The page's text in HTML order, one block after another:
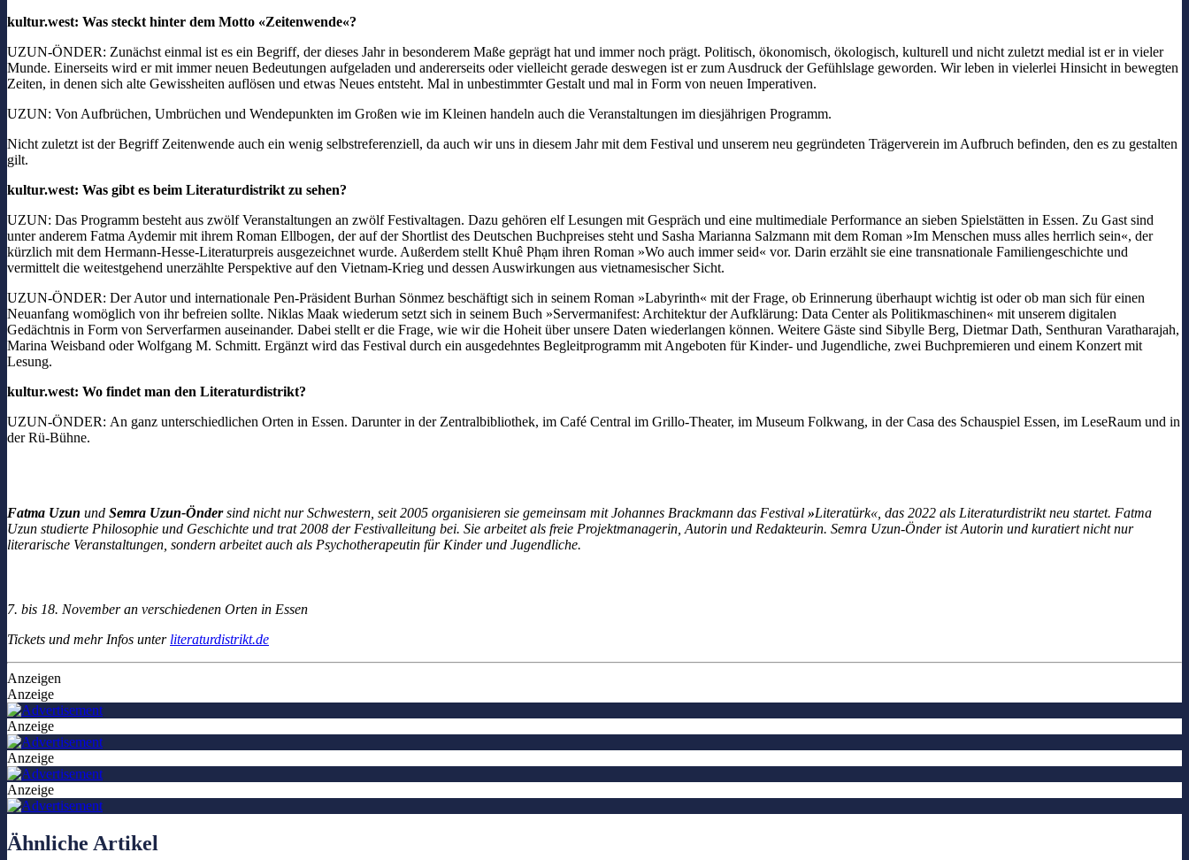
kultur.west: Was steckt hinter dem Motto «Zeitenwende«?
UZUN-ÖNDER: Zunächst einmal ist es ein Begriff, der dieses Jahr in besonderem Maße geprägt hat und immer noch prägt. Politisch, ökonomisch, ökologisch, kulturell und nicht zuletzt medial ist er in vieler
Munde. Einerseits wird er mit immer neuen Bedeutungen aufgeladen und andererseits oder vielleicht gerade deswegen ist er zum Ausdruck der Gefühlslage geworden. Wir leben in vielerlei Hinsicht in bewegten
Zeiten, in denen sich alte Gewissheiten auflösen und etwas Neues entsteht. Mal in unbestimmter Gestalt und mal in Form von neuen Imperativen.
UZUN: Von Aufbrüchen, Umbrüchen und Wendepunkten im Großen wie im Kleinen handeln auch die Veranstaltungen im diesjährigen Programm.
Nicht zuletzt ist der Begriff Zeitenwende auch ein wenig selbstreferenziell, da auch wir uns in diesem Jahr mit dem Festival und unserem neu gegründeten Trägerverein im Aufbruch befinden, den es zu gestalten
gilt.
kultur.west: Was gibt es beim Literaturdistrikt zu sehen?
UZUN: Das Programm besteht aus zwölf Veranstaltungen an zwölf Festivaltagen. Dazu gehören elf Lesungen mit Gespräch und eine multimediale Performance an sieben Spielstätten in Essen. Zu Gast sind
unter anderem Fatma Aydemir mit ihrem Roman Ellbogen, der auf der Shortlist des Deutschen Buchpreises steht und Sasha Marianna Salzmann mit dem Roman »Im Menschen muss alles herrlich sein«, der
kürzlich mit dem Hermann-Hesse-Literaturpreis ausgezeichnet wurde. Außerdem stellt Khuê Phạm ihren Roman »Wo auch immer seid« vor. Darin erzählt sie eine transnationale Familiengeschichte und
vermittelt die weitestgehend unerzählte Perspektive auf den Vietnam-Krieg und dessen Auswirkungen aus vietnamesischer Sicht.
UZUN-ÖNDER: Der Autor und internationale Pen-Präsident Burhan Sönmez beschäftigt sich in seinem Roman »Labyrinth« mit der Frage, ob Erinnerung überhaupt wichtig ist oder ob man sich für einen
Neuanfang womöglich von ihr befreien sollte. Niklas Maak wiederum setzt sich in seinem Buch »Servermanifest: Architektur der Aufklärung: Data Center als Politikmaschinen« mit unserem digitalen
Gedächtnis in Form von Serverfarmen auseinander. Dabei stellt er die Frage, wie wir die Hoheit über unsere Daten wiederlangen können. Weitere Gäste sind Sibylle Berg, Dietmar Dath, Senthuran Varatharajah,
Marina Weisband oder Wolfgang M. Schmitt. Ergänzt wird das Festival durch ein ausgedehntes Begleitprogramm mit Angeboten für Kinder- und Jugendliche, zwei Buchpremieren und einem Konzert mit
Lesung.
kultur.west: Wo findet man den Literaturdistrikt?
UZUN-ÖNDER: An ganz unterschiedlichen Orten in Essen. Darunter in der Zentralbibliothek, im Café Central im Grillo-Theater, im Museum Folkwang, in der Casa des Schauspiel Essen, im LeseRaum und in
der Rü-Bühne.
Fatma Uzun und Semra Uzun-Öndersind nicht nur Schwestern, seit 2005 organisieren sie gemeinsam mit Johannes Brackmann das Festival »Literatürk«, das 2022 als Literaturdistrikt neu startet. Fatma
Uzun studierte Philosophie und Geschichte und trat 2008 der Festivalleitung bei. Sie arbeitet als freie Projektmanagerin, Autorin und Redakteurin. Semra Uzun-Önder ist Autorin und kuratiert nicht nur
literarische Veranstaltungen, sondern arbeitet auch als Psychotherapeutin für Kinder und Jugendliche.
7. bis 18. Novemberan verschiedenen Orten in Essen
Tickets und mehr Infos unter literaturdistrikt.de
Anzeigen
Anzeige
Anzeige
Anzeige
Anzeige
Ähnliche Artikel